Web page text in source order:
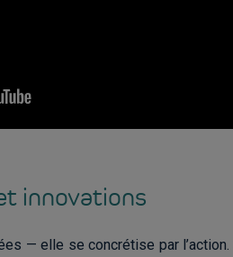
innovations
— elle se concrétise par